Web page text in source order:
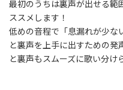
最初のうちは裏声が出せる範
ススメします！
低めの音程で「息漏れが少な
と裏声を上手に出すための発
と裏声もスムーズに歌い分け